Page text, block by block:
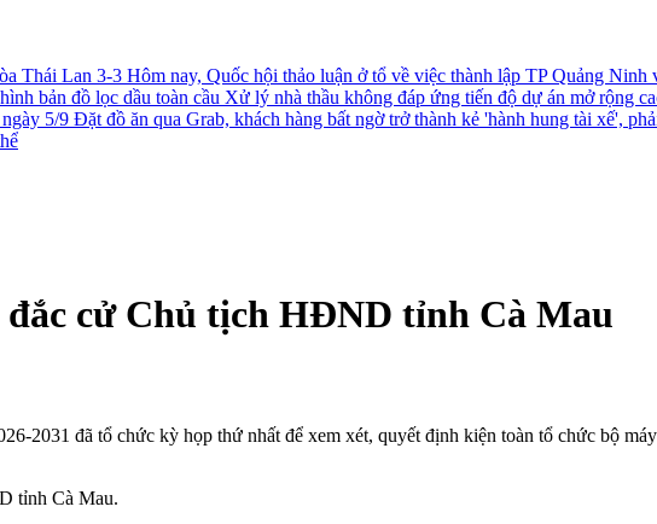
Thái Lan 3-3 Hôm nay, Quốc hội thảo luận ở tổ về việc thành lập TP Quảng
bản đồ lọc dầu toàn cầu Xử lý nhà thầu không đáp ứng tiến độ dự án mở rộng
5/9 Đặt đồ ăn qua Grab, khách hàng bất ngờ trở thành kẻ 'hành hung tài xế',
cử Chủ tịch HĐND tỉnh Cà Mau
2031 đã tổ chức kỳ họp thứ nhất để xem xét, quyết định kiện toàn tổ chức bộ
tỉnh Cà Mau.